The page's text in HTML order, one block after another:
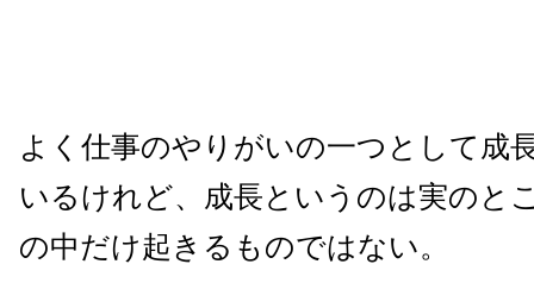
よく仕事のやりがいの一つとして成
いるけれど、成長というのは実のと
の中だけ起きるものではない。